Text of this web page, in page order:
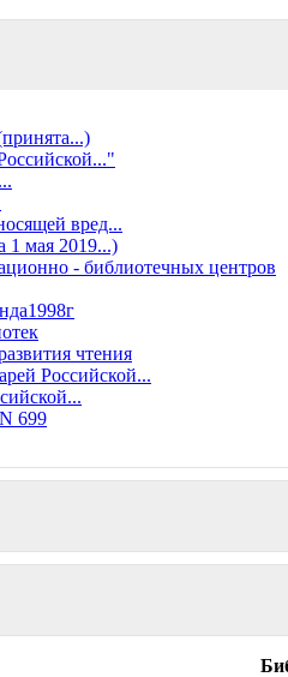
вред...
1 мая 2019...)
- библиотечных центров
чтения
Российской...
699